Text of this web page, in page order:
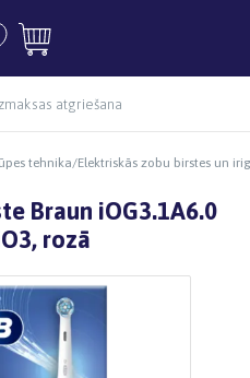
atgriešana
tehnika/Elektriskās zobu birstes un
Braun iOG3.1A6.0
rozā